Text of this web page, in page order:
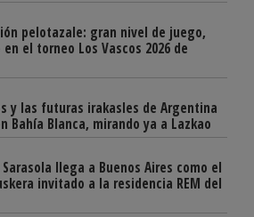
pelotazale: gran nivel de juego,
el torneo Los Vascos 2026 de
y las futuras irakasles de Argentina
Bahía Blanca, mirando ya a Lazkao
llega a Buenos Aires como el
invitado a la residencia REM del